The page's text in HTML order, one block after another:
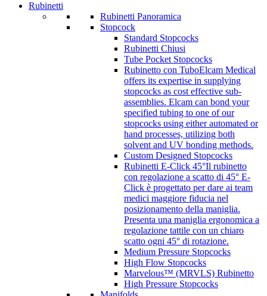
Rubinetti
Rubinetti Panoramica
Stopcock
Standard Stopcocks
Rubinetti Chiusi
Tube Pocket Stopcocks
Rubinetto con TuboElcam Medical
offers its expertise in supplying
stopcocks as cost effective sub-
assemblies. Elcam can bond your
specified tubing to one of our
stopcocks using either automated or
hand processes, utilizing both
solvent and UV bonding methods.
Custom Designed Stopcocks
Rubinetti E-Click 45°Il rubinetto
con regolazione a scatto di 45° E-
Click è progettato per dare ai team
medici maggiore fiducia nel
posizionamento della maniglia.
Presenta una maniglia ergonomica a
regolazione tattile con un chiaro
scatto ogni 45° di rotazione.
Medium Pressure Stopcocks
High Flow Stopcocks
Marvelous™ (MRVLS) Rubinetto
High Pressure Stopcocks